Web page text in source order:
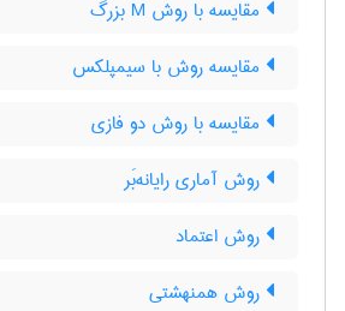
مقایسه با روش M بزرگ
مقایسه روش با سیمپلکس
مقایسه با روش دو فازی
روش آماری رایانه‌بَر
روش اعتماد
روش همنهشتی